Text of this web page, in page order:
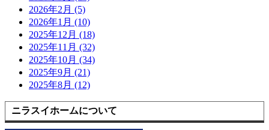
2026年2月 (5)
2026年1月 (10)
2025年12月 (18)
2025年11月 (32)
2025年10月 (34)
2025年9月 (21)
2025年8月 (12)
ニラスイホームについて